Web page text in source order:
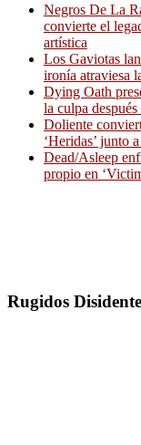
Negros De La
convierte el
artística
Los Gaviotas
ironía atraviesa
Dying Oath
la culpa
Doliente
‘Heridas’ junto
Dead/Asleep
propio en
Rugidos